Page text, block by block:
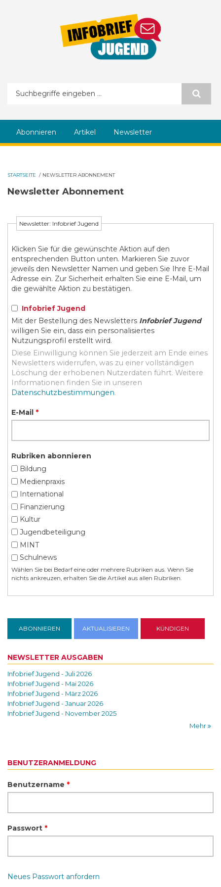
Suchformular
Abonnieren Artikel Newsletter
STARTSEITE / NEWSLETTER ABONNEMENT
Newsletter Abonnement
Newsletter: Infobrief Jugend
Klicken Sie für die gewünschte Aktion auf den
entsprechenden Button unten. Markieren Sie zuvor
jeweils den Newsletter Namen und geben Sie Ihre E-Mail
Adresse ein. Zur Sicherheit erhalten Sie eine E-Mail, um
die gewählte Aktion zu bestätigen.
Infobrief Jugend
Mit der Bestellung des Newsletters Infobrief Jugend
willigen Sie ein, dass ein personalisiertes
Nutzungsprofil erstellt wird.
Diese Einwilligung können Sie jederzeit am Ende eines
Newsletters widerrufen, was zu einer vollständigen
Löschung der erhobenen Nutzerdaten führt. Weitere
Informationen finden Sie in unseren
Datenschutzbestimmungen.
E-Mail *
Rubriken abonnieren
Bildung
Medienpraxis
International
Finanzierung
Kultur
Jugendbeteiligung
MINT
Schulnews
Wählen Sie bei Bedarf eine oder mehrere Rubriken aus. Wenn Sie
nichts ankreuzen, erhalten Sie die Artikel aus allen Rubriken.
NEWSLETTER AUSGABEN
Infobrief Jugend - Juli 2026
Infobrief Jugend - Mai 2026
Infobrief Jugend - März 2026
Infobrief Jugend - Januar 2026
Infobrief Jugend - November 2025
Mehr
BENUTZERANMELDUNG
Benutzername *
Passwort *
Neues Passwort anfordern